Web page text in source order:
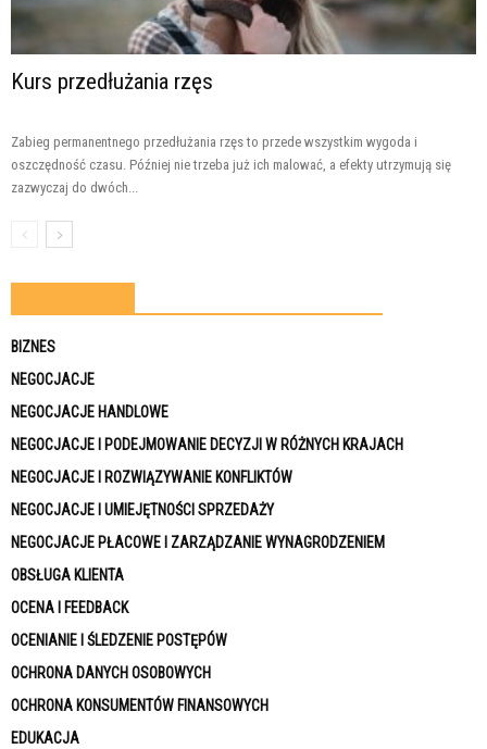
Kurs przedłużania rzęs
Zabieg permanentnego przedłużania rzęs to przede wszystkim wygoda i
oszczędność czasu. Później nie trzeba już ich malować, a efekty utrzymują się
zazwyczaj do dwóch...
BIZNES
NEGOCJACJE
NEGOCJACJE HANDLOWE
NEGOCJACJE I PODEJMOWANIE DECYZJI W RÓŻNYCH KRAJACH
NEGOCJACJE I ROZWIĄZYWANIE KONFLIKTÓW
NEGOCJACJE I UMIEJĘTNOŚCI SPRZEDAŻY
NEGOCJACJE PŁACOWE I ZARZĄDZANIE WYNAGRODZENIEM
OBSŁUGA KLIENTA
OCENA I FEEDBACK
OCENIANIE I ŚLEDZENIE POSTĘPÓW
OCHRONA DANYCH OSOBOWYCH
OCHRONA KONSUMENTÓW FINANSOWYCH
EDUKACJA